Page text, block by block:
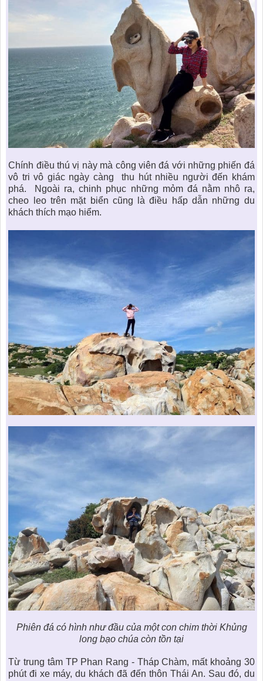
Chính điều thú vị này mà công viên đá với những phiến đá
vô tri vô giác ngày càng thu hút nhiều người đến khám
phá. Ngoài ra, chinh phục những mỏm đá nằm nhô ra,
cheo leo trên mặt biển cũng là điều hấp dẫn những du
khách thích mạo hiểm.
Phiên đá có hình như đầu của một con chim thời Khủng
long bạo chúa còn tồn tại
Từ trung tâm TP Phan Rang - Tháp Chàm, mất khoảng 30
phút đi xe máy, du khách đã đến thôn Thái An. Sau đó, du